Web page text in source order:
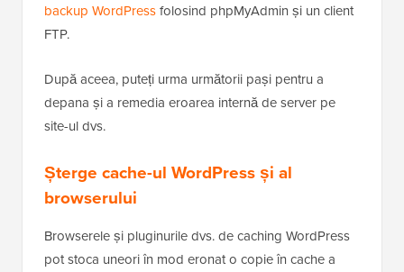
backup WordPressfolosind phpMyAdmin și un client
FTP.
După aceea, puteți urma următorii pași pentru a
depana și a remedia eroarea internă de server pe
site-ul dvs.
Șterge cache-ul WordPress și al
browserului
Browserele și pluginurile dvs. de caching WordPress
pot stoca uneori în mod eronat o copie în cache a